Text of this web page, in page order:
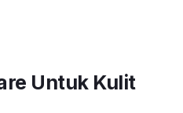
Untuk Kulit